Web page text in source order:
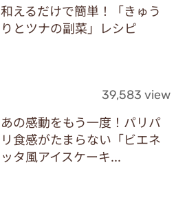
和えるだけで簡単！「きゅう
りとツナの副菜」レシピ
39,583 view
あの感動をもう一度！パリパ
リ食感がたまらない「ビエネ
ッタ風アイスケーキ...